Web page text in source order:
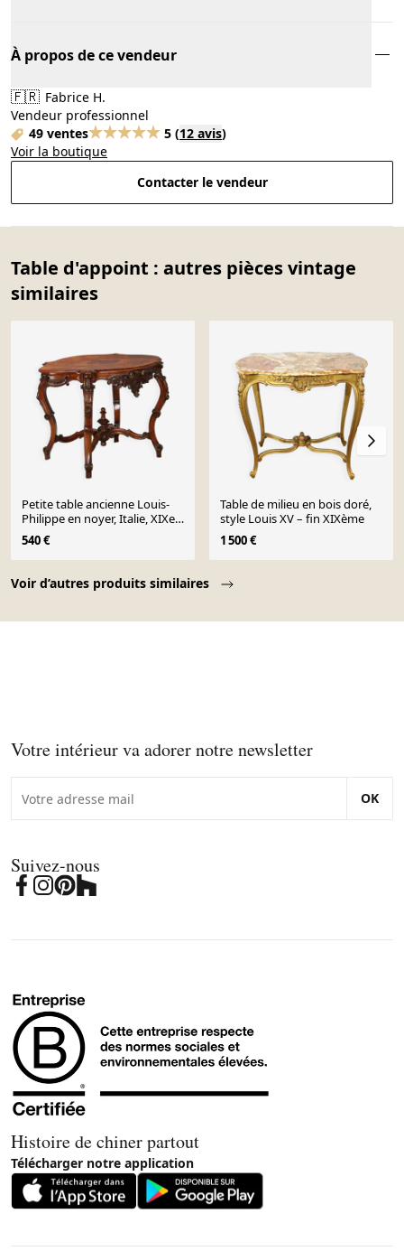
À propos de ce vendeur
🇫🇷 Fabrice H.
Vendeur professionnel
49 ventes
5 (12 avis)
Voir la boutique
Contacter le vendeur
Table d'appoint : autres pièces vintage
similaires
Voir d’autres produits similaires
Petite table ancienne Louis-
Philippe en noyer, Italie, XIXe
siècle
540 €
Table de milieu en bois doré,
style Louis XV – fin XIXème
1 500 €
Votre intérieur va adorer notre newsletter
OK
Suivez-nous
Histoire de chiner partout
Télécharger notre application